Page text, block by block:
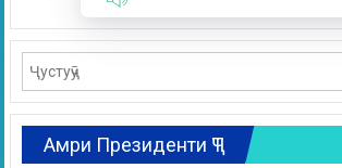
Амри Президенти ҶТ